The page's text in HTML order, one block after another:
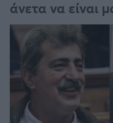
Lifestyle
Αθλητικά
Υγεία
Γυναίκα
Καιρός
άνετα να είναι